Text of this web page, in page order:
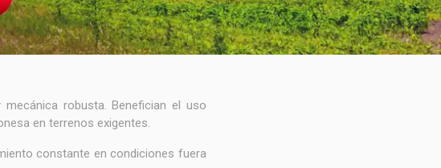
robusta. Benefician el uso
en terrenos exigentes.
constante en condiciones fuera